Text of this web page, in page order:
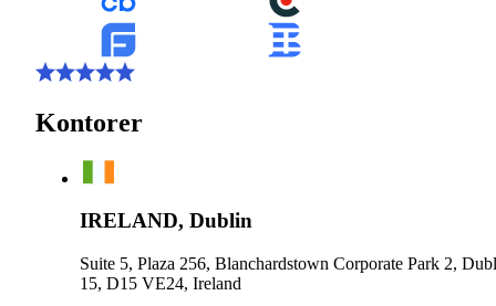
Kontorer
IRELAND, Dublin
Suite 5, Plaza 256, Blanchardstown Corporate Park 2,
15, D15 VE24, Ireland